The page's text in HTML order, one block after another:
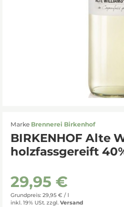
Marke Brennerei Birkenhof
BIRKENHOF Alte
holzfassgereift
29,95 €
Grundpreis: 29,95 € / l
inkl. 19% USt. zzgl. Versand